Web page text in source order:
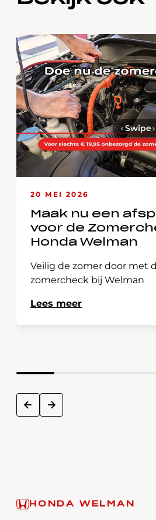
20 MEI 2026
Maak nu een
voor de
Honda Welman
Veilig de zomer door met
zomercheck bij Welman
Lees meer
prev next
‹Swipe›
HONDA WELMAN